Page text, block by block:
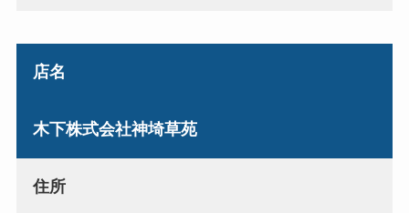
店名
木下株式会社神埼草苑
住所